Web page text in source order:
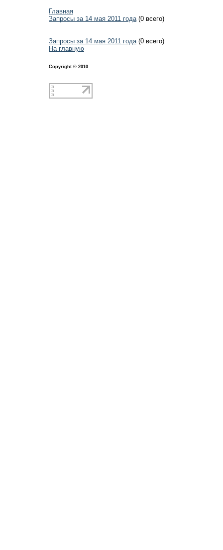
Главная
Запросы за 14 мая 2011 года(0 всего)
Запросы за 14 мая 2011 года(0 всего)
На главную
Copyright © 2010